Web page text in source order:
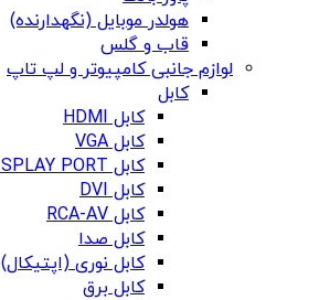
هولدر موبایل (نگهدارنده)
قاب و گلس
لوازم جانبی کامپیوتر و لپ تاپ
کابل
کابل HDMI
کابل VGA
کابل DISPLAY PORT
کابل DVI
کابل RCA-AV
کابل صدا
کابل نوری (اپتیکال)
کابل برق